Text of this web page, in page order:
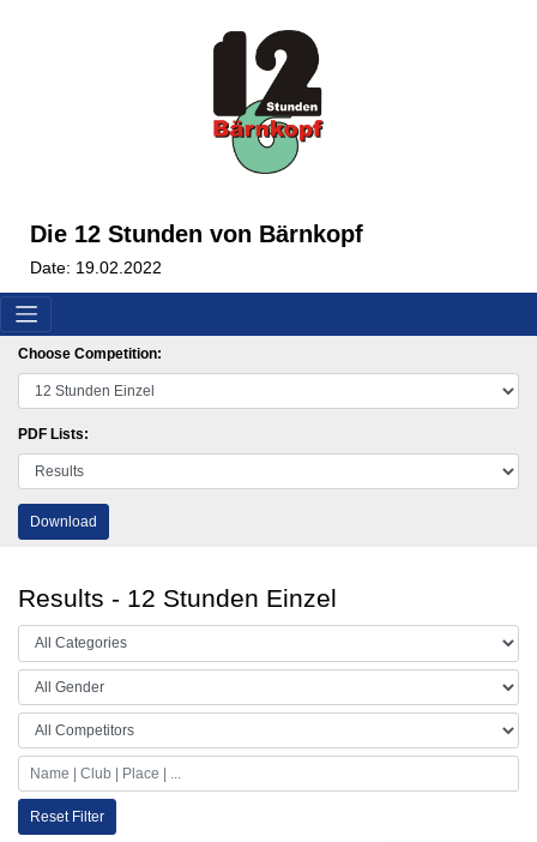
Die 12 Stunden von Bärnkopf
Date: 19.02.2022
Choose Competition:
PDF Lists:
Download
Results - 12 Stunden Einzel
Reset Filter